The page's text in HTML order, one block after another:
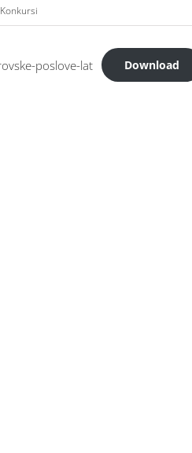
Konkursi
poslove-lat Download